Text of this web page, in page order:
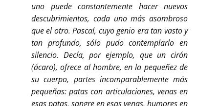
uno puede constantemente hacer nuevos
descubrimientos, cada uno más asombroso
que el otro. Pascal, cuyo genio era tan vasto y
tan profundo, sólo pudo contemplarlo en
silencio. Decía, por ejemplo, que un cirón
(ácaro), ofrece al hombre, en la pequeñez de
su cuerpo, partes incomparablemente más
pequeñas: patas con articulaciones, venas en
esas patas, sangre en esas venas, humores en